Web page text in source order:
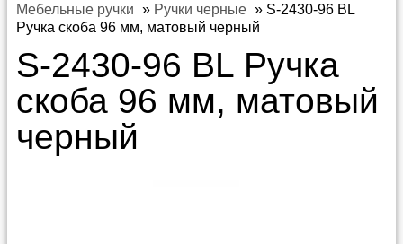
Мебельные ручки » Ручки черные » S-2430-96 BL
Ручка скоба 96 мм, матовый черный
S-2430-96 BL Ручка
скоба 96 мм, матовый
черный